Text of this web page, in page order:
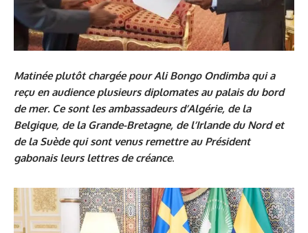
Matinée plutôt chargée pour Ali Bongo Ondimba qui a
reçu en audience plusieurs diplomates au palais du bord
de mer. Ce sont les ambassadeurs d’Algérie, de la
Belgique, de la Grande-Bretagne, de l’Irlande du Nord et
de la Suède qui sont venus remettre au Président
gabonais leurs lettres de créance.